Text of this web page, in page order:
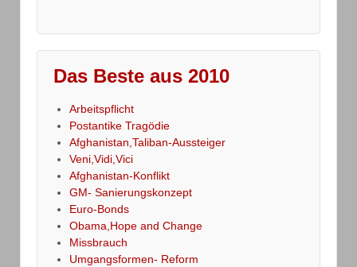
Das Beste aus 2010
Arbeitspflicht
Postantike Tragödie
Afghanistan,Taliban-Aussteiger
Veni,Vidi,Vici
Afghanistan-Konflikt
GM- Sanierungskonzept
Euro-Bonds
Obama,Hope and Change
Missbrauch
Umgangsformen- Reform